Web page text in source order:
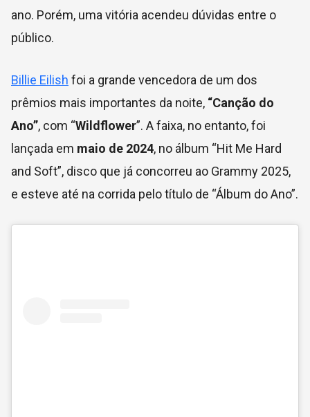
ano. Porém, uma vitória acendeu dúvidas entre o
público.
Billie Eilish foi a grande vencedora de um dos
prêmios mais importantes da noite, “Canção do
Ano”, com “Wildflower”. A faixa, no entanto, foi
lançada em maio de 2024, no álbum “Hit Me Hard
and Soft”, disco que já concorreu ao Grammy 2025,
e esteve até na corrida pelo título de “Álbum do Ano”.